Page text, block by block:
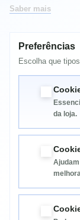
MAIS
Saber mais
Preferências
Escolha que
da loja.